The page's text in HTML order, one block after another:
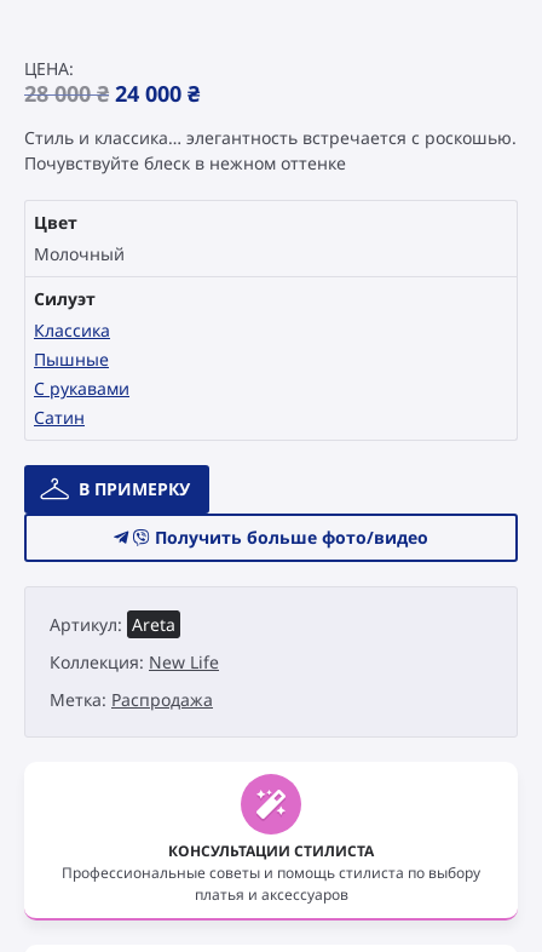
ЦЕНА:
28 000₴ Original
was:
28
24 000 ₴Current
is:
24
Стиль и классика… элегантность встречается с роскошью.
Почувствуйте блеск в нежном оттенке
Цвет
Молочный
Силуэт
Классика
Пышные
С рукавами
Сатин
Количество
товара
платье
Life
Areta
В ПРИМЕРКУ
Получить больше фото/видео
Артикул: Areta
Коллекция: New Life
Метка: Распродажа
КОНСУЛЬТАЦИИ СТИЛИСТА
Профессиональные советы и помощь стилиста по выбору
платья и аксессуаров